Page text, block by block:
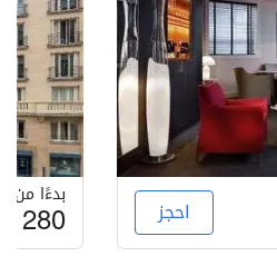
احجز
بدءًا من
280